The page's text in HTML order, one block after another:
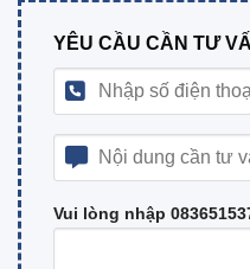
YÊU CẦU CẦN TƯ
Vui lòng nhập